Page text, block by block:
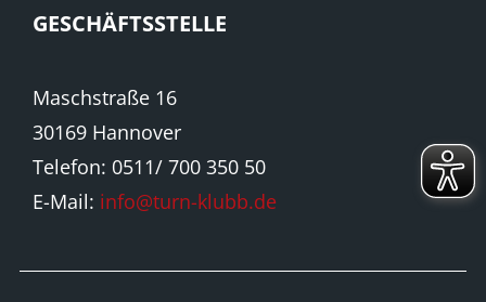
GESCHÄFTSSTELLE
Maschstraße 16
30169 Hannover
Telefon: 0511/ 700 350 50
E-Mail: info@turn-klubb.de